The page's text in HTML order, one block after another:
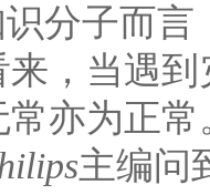
识分子而
，当遇
亦为正
主编问